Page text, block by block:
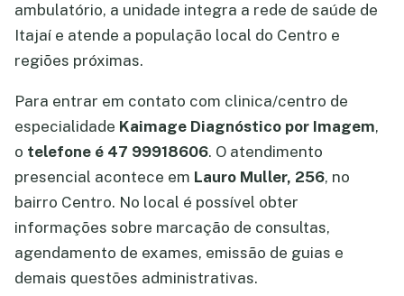
ambulatório, a unidade integra a rede de saúde de
Itajaí e atende a população local do Centro e
regiões próximas.
Para entrar em contato com clinica/centro de
especialidade Kaimage Diagnóstico por Imagem,
o telefone é 47 99918606. O atendimento
presencial acontece em Lauro Muller, 256, no
bairro Centro. No local é possível obter
informações sobre marcação de consultas,
agendamento de exames, emissão de guias e
demais questões administrativas.